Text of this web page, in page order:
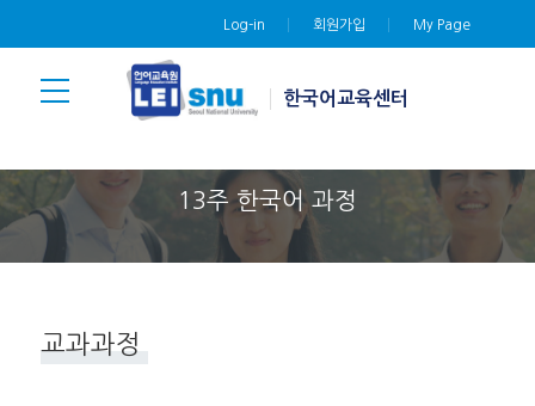
Log-in 회원가입 My Page
한국어교육센터
13주 한국어 과정
교과과정